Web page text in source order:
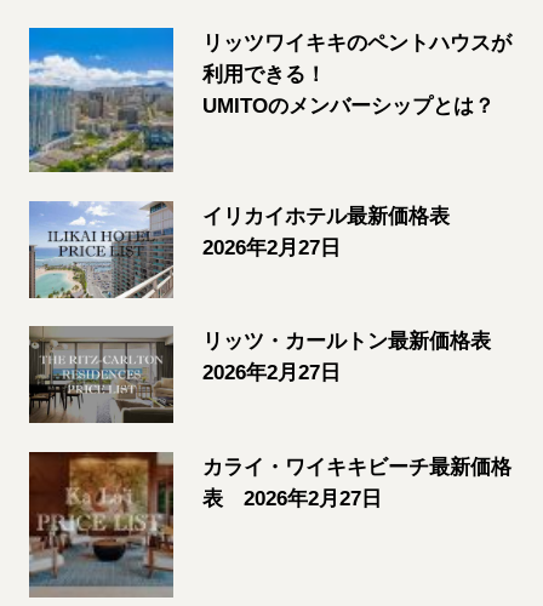
リッツワイキキのペントハウスが
利用できる！
UMITOのメンバーシップとは？
イリカイホテル最新価格表
2026年2月27日
リッツ・カールトン最新価格表
2026年2月27日
カライ・ワイキキビーチ最新価格
表 2026年2月27日